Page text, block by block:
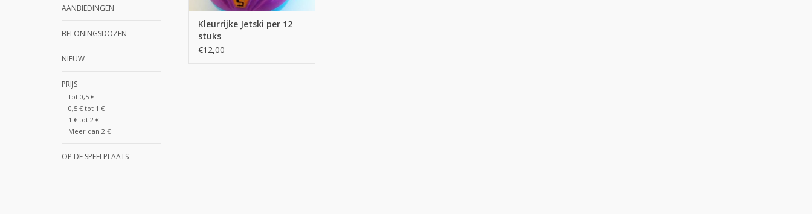
AANBIEDINGEN
BELONINGSDOZEN
NIEUW
PRIJS
Tot 0,5 €
0,5 € tot 1 €
1 € tot 2 €
Meer dan 2 €
OP DE SPEELPLAATS
Kleurrijke Jetski per 12
stuks
€12,00